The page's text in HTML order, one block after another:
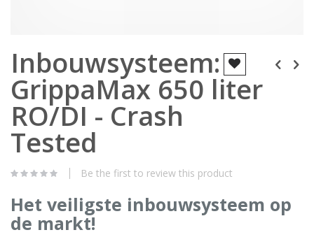
to
beginning
of
the
images
gallery
Inbouwsysteem:
GrippaMax 650 liter
RO/DI - Crash
Tested
Be the first to review this product
Het veiligste inbouwsysteem op
de markt!